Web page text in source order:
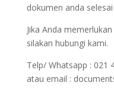
dokumen anda
Jika Anda
silakan hubungi kami.
Telp/ Whatsapp : 021
atau email :